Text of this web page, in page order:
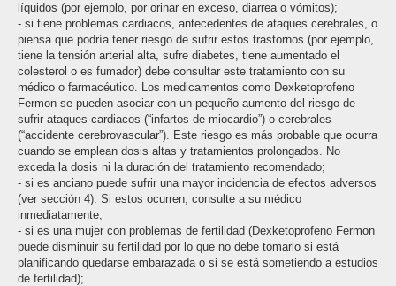
líquidos (por ejemplo, por orinar en exceso, diarrea o vómitos);
- si tiene problemas cardiacos, antecedentes de ataques cerebrales, o
piensa que podría tener riesgo de sufrir estos trastornos (por ejemplo,
tiene la tensión arterial alta, sufre diabetes, tiene aumentado el
colesterol o es fumador) debe consultar este tratamiento con su
médico o farmacéutico. Los medicamentos como Dexketoprofeno
Fermon se pueden asociar con un pequeño aumento del riesgo de
sufrir ataques cardiacos (“infartos de miocardio”) o cerebrales
(“accidente cerebrovascular”). Este riesgo es más probable que ocurra
cuando se emplean dosis altas y tratamientos prolongados. No
exceda la dosis ni la duración del tratamiento recomendado;
- si es anciano puede sufrir una mayor incidencia de efectos adversos
(ver sección 4). Si estos ocurren, consulte a su médico
inmediatamente;
- si es una mujer con problemas de fertilidad (Dexketoprofeno Fermon
puede disminuir su fertilidad por lo que no debe tomarlo si está
planificando quedarse embarazada o si se está sometiendo a estudios
de fertilidad);